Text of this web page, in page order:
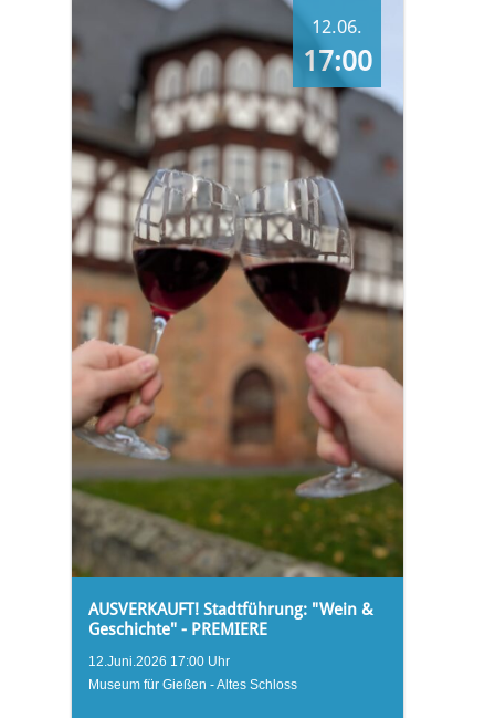
12.06.
17:00
AUSVERKAUFT! Stadtführung: "Wein &
Geschichte" - PREMIERE
12.Juni.2026 17:00 Uhr
Museum für Gießen - Altes Schloss